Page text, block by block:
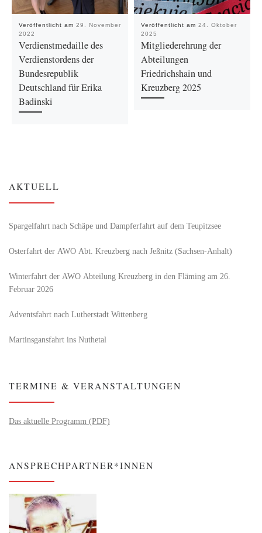
Veröffentlicht am 29. November
2022
Verdienstmedaille des
Verdienstordens der
Bundesrepublik
Deutschland für Erika
Badinski
Veröffentlicht am 24. Oktober
2025
Mitgliederehrung der
Abteilungen
Friedrichshain und
Kreuzberg 2025
AKTUELL
Spargelfahrt nach Schäpe und Dampferfahrt auf dem Teupitzsee
Osterfahrt der AWO Abt. Kreuzberg nach Jeßnitz (Sachsen-Anhalt)
Winterfahrt der AWO Abteilung Kreuzberg in den Fläming am 26.
Februar 2026
Adventsfahrt nach Lutherstadt Wittenberg
Martinsgansfahrt ins Nuthetal
TERMINE & VERANSTALTUNGEN
Das aktuelle Programm (PDF)
ANSPRECHPARTNER*INNEN